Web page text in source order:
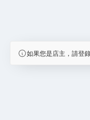
如果您是店主，請登